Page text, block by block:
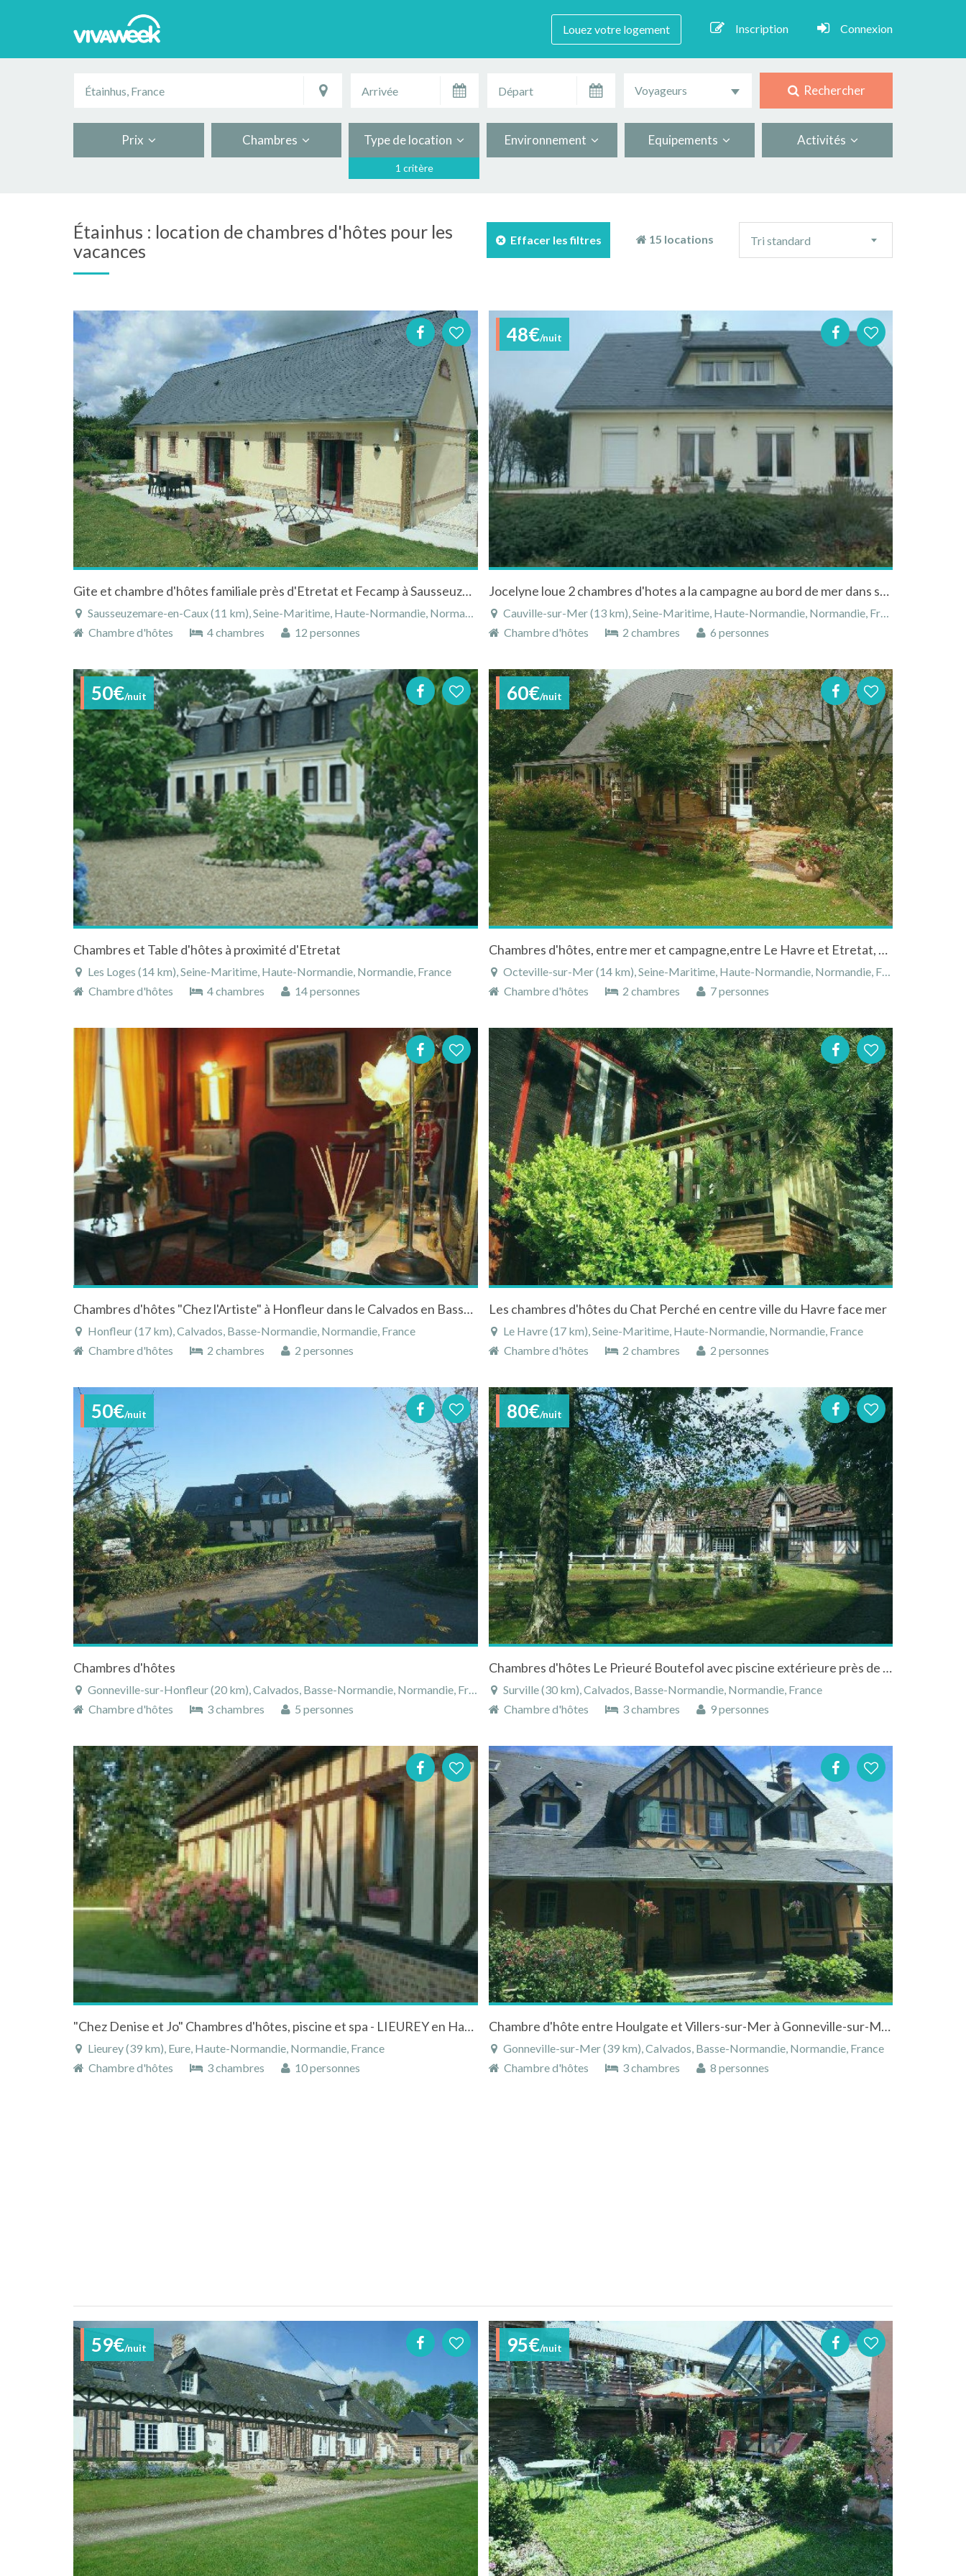
Louez votre logement Inscription Connexion
Voyageurs Rechercher
Prix Chambres Type de location
1 critère
Environnement Equipements Activités
Étainhus : location de chambres d'hôtes pour les
vacances
Effacer les filtres 15 locations
tri
Tri standard
Gite et chambre d'hôtes familiale près d'Etretat et Fecamp à Sausseuzemare-en-Caux en Normandie
Sausseuzemare-en-Caux (11 km), Seine-Maritime, Haute-Normandie, Normandie, France
Chambre d'hôtes
4 chambres 12 personnes
48€/nuit
Jocelyne loue 2 chambres d'hotes a la campagne au bord de mer dans sa maison
Cauville-sur-Mer (13 km), Seine-Maritime, Haute-Normandie, Normandie, France
Chambre d'hôtes
2 chambres 6 personnes
50€/nuit
Chambres et Table d'hôtes à proximité d'Etretat
Les Loges (14 km), Seine-Maritime, Haute-Normandie, Normandie, France
Chambre d'hôtes
4 chambres 14 personnes
60€/nuit
Chambres d'hôtes, entre mer et campagne,entre Le Havre et Etretat, à Octeville sur mer, en normandie
Octeville-sur-Mer (14 km), Seine-Maritime, Haute-Normandie, Normandie, France
Chambre d'hôtes
2 chambres 7 personnes
Chambres d'hôtes "Chez l'Artiste" à Honfleur dans le Calvados en Basse-Normandie
Honfleur (17 km), Calvados, Basse-Normandie, Normandie, France
Chambre d'hôtes
2 chambres 2 personnes
Les chambres d'hôtes du Chat Perché en centre ville du Havre face mer
Le Havre (17 km), Seine-Maritime, Haute-Normandie, Normandie, France
Chambre d'hôtes
2 chambres 2 personnes
50€/nuit
Chambres d'hôtes
Gonneville-sur-Honfleur (20 km), Calvados, Basse-Normandie, Normandie, France
Chambre d'hôtes
3 chambres 5 personnes
80€/nuit
Chambres d'hôtes Le Prieuré Boutefol avec piscine extérieure près de Honfleur en Normandie
Surville (30 km), Calvados, Basse-Normandie, Normandie, France
Chambre d'hôtes
3 chambres 9 personnes
"Chez Denise et Jo" Chambres d'hôtes, piscine et spa - LIEUREY en Haute-Normandie
Lieurey (39 km), Eure, Haute-Normandie, Normandie, France
Chambre d'hôtes
3 chambres 10 personnes
Chambre d'hôte entre Houlgate et Villers-sur-Mer à Gonneville-sur-Mer dans le Calvados en Normandie
Gonneville-sur-Mer (39 km), Calvados, Basse-Normandie, Normandie, France
Chambre d'hôtes
3 chambres 8 personnes
59€/nuit 95€/nuit